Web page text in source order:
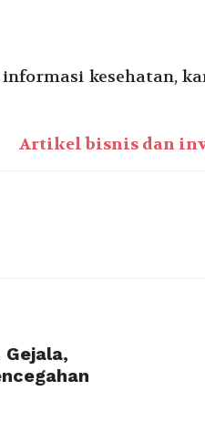
informasi kesehatan,
Artikel bisnis dan
Gejala,